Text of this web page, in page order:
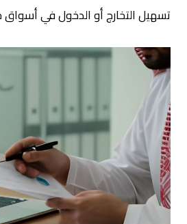
تسهيل التخارج أو الدخول في أسواق